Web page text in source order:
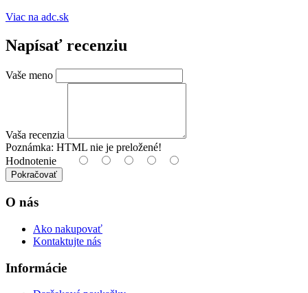
Viac na adc.sk
Napísať recenziu
Vaše meno
Vaša recenzia
Poznámka: HTML nie je preložené!
Hodnotenie
Pokračovať
O nás
Ako nakupovať
Kontaktujte nás
Informácie